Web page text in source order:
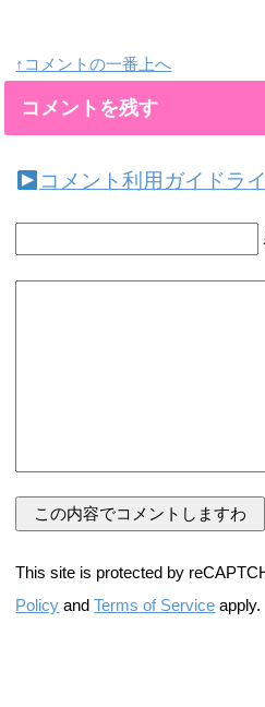
↑コメントの一番上へ
コメントを残す
コメント利用ガイドラ
This site is protected by
Policy andTerms of Service apply.